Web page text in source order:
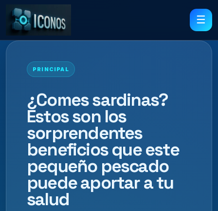
☰
PRINCIPAL
¿Comes sardinas?
Estos son los
sorprendentes
beneficios que este
pequeño pescado
puede aportar a tu
salud